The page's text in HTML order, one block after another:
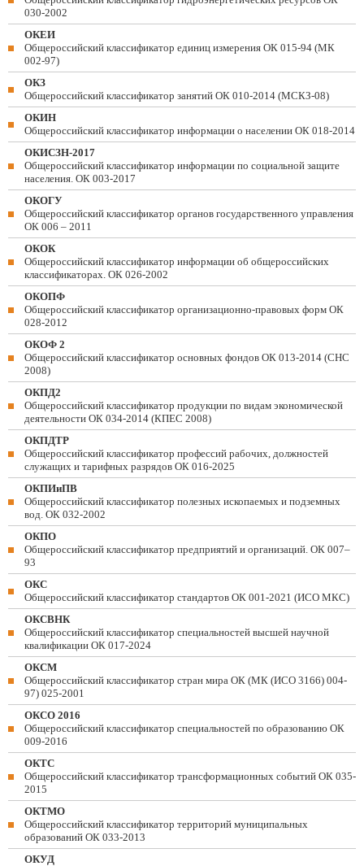
030-2002
ОКЕИ
Общероссийский классификатор единиц измерения ОК 015-94 (МК
002-97)
ОКЗ
Общероссийский классификатор занятий ОК 010-2014 (МСКЗ-08)
ОКИН
Общероссийский классификатор информации о населении ОК 018-2014
ОКИСЗН-2017
Общероссийский классификатор информации по социальной защите
населения. ОК 003-2017
ОКОГУ
Общероссийский классификатор органов государственного управления
ОК 006 – 2011
ОКОК
Общероссийский классификатор информации об общероссийских
классификаторах. ОК 026-2002
ОКОПФ
Общероссийский классификатор организационно-правовых форм ОК
028-2012
ОКОФ 2
Общероссийский классификатор основных фондов ОК 013-2014 (СНС
2008)
ОКПД2
Общероссийский классификатор продукции по видам экономической
деятельности ОК 034-2014 (КПЕС 2008)
ОКПДТР
Общероссийский классификатор профессий рабочих, должностей
служащих и тарифных разрядов ОК 016-2025
ОКПИиПВ
Общероссийский классификатор полезных ископаемых и подземных
вод. ОК 032-2002
ОКПО
Общероссийский классификатор предприятий и организаций. ОК 007–
93
ОКС
Общероссийский классификатор стандартов ОК 001-2021 (ИСО МКС)
ОКСВНК
Общероссийский классификатор специальностей высшей научной
квалификации ОК 017-2024
ОКСМ
Общероссийский классификатор стран мира ОК (МК (ИСО 3166) 004-
97) 025-2001
ОКСО 2016
Общероссийский классификатор специальностей по образованию ОК
009-2016
ОКТС
Общероссийский классификатор трансформационных событий ОК 035-
2015
ОКТМО
Общероссийский классификатор территорий муниципальных
образований ОК 033-2013
ОКУД